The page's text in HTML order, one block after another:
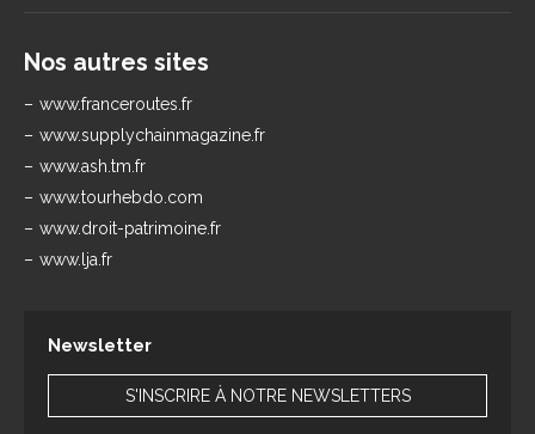
Nos autres sites
www.franceroutes.fr
www.supplychainmagazine.fr
www.ash.tm.fr
www.tourhebdo.com
www.droit-patrimoine.fr
www.lja.fr
Newsletter
S'INSCRIRE À NOTRE NEWSLETTERS